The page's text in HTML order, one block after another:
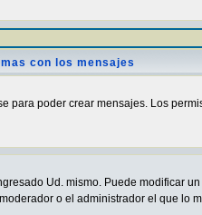
con los mensajes
poder crear mensajes. Los
Ud. mismo. Puede modificar
o el administrador el que lo